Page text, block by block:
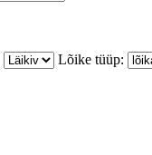
Lõike tüüp: